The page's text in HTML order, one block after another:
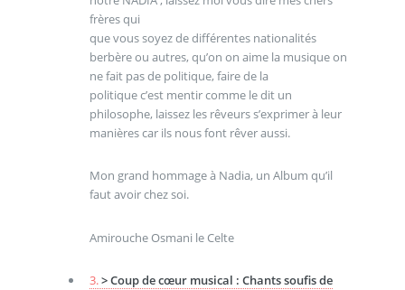
frères qui
que vous soyez de différentes nationalités
berbère ou autres, qu’on on aime la musique on
ne fait pas de politique, faire de la
politique c’est mentir comme le dit un
philosophe, laissez les rêveurs s’exprimer à leur
manières car ils nous font rêver aussi.
Mon grand hommage à Nadia, un Album qu’il
faut avoir chez soi.
Amirouche Osmani le Celte
3.> Coup de cœur musical : Chants soufis de